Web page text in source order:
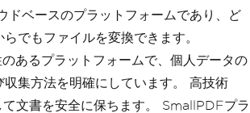
ドベースのプラットフォームであり、ど
でもファイルを変換できます。
あるプラットフォームで、個人データの
収集方法を明確にしています。 高技術
文書を安全に保ちます。 SmallPDFプラ